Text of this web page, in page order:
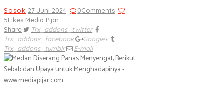
Sosok 27 Juni 2024 0Comments
5Likes Media Pijar
Share
Trx_addons_twitter
Trx_addons_facebook
Google+
Trx_addons_tumblr
E-mail